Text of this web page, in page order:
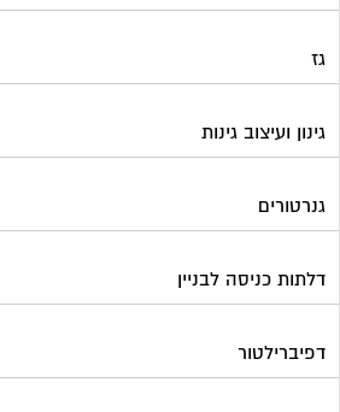
גז
גינון ועיצוב גינות
גנרטורים
דלתות כניסה לבניין
דפיברילטור